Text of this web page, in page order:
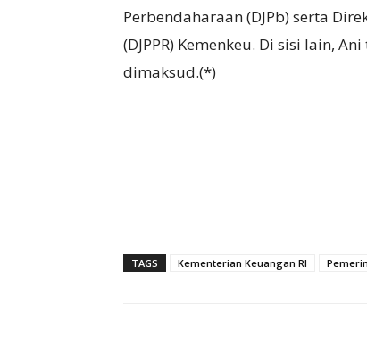
Perbendaharaan (DJPb) serta
(DJPPR) Kemenkeu. Di sisi lain,
dimaksud.(*)
TAGS Kementerian Keuangan RI